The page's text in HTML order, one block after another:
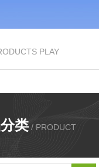
PLAY
类 / PRODUCT